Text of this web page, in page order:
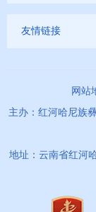
友情链接
网站
主办：红河哈尼族
地址：云南省红河